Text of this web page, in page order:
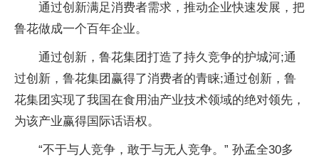
通过创新满足消费者需求，推动企业快速发展，把
鲁花做成一个百年企业。
通过创新，鲁花集团打造了持久竞争的护城河;通
过创新，鲁花集团赢得了消费者的青睐;通过创新，鲁
花集团实现了我国在食用油产业技术领域的绝对领先，
为该产业赢得国际话语权。
“不于与人竞争，敢于与无人竞争。” 孙孟全30多